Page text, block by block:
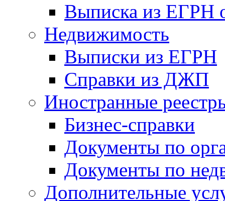
Выписка из ЕГРН
Недвижимость
Выписки из ЕГРН
Справки из ДЖП
Иностранные
Бизнес-справки
Документы по
Документы по
Дополнительные